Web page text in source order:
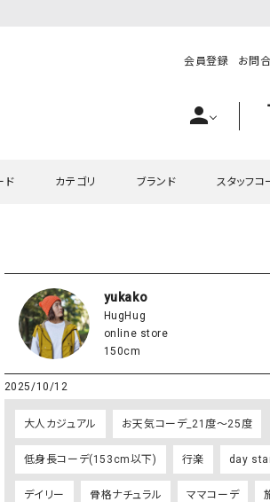
会員登録 お問
person
ド
チュニック
ロング・マキシ丈
その他スカート
カテゴリ
ピース・チュニック
ペット・オーバーオール
ート
ブランド
ラッピンナイン/アンジェリコルーチェ
hagumu（ハグム）
her.（ハードット）
and quarter（アンドクウォーター）
day standard（デイスタンダード）
スタッフコ
yukako
HugHug
online store
150cm
2025/10/12
大人カジュアル お天気コーデ_21度～25度
低身長コーデ(153cm以下) 行楽 day
デイリー 骨格ナチュラル ママコーデ